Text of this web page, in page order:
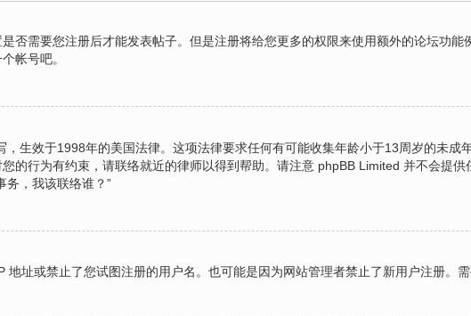
否需要您注册后才能发表帖子。但是注册将给您更多的权限来使用额外的论坛功
帐号吧。
，生效于1998年的美国法律。这项法律要求任何有可能收集年龄小于13周岁的未
的行为有约束，请联络就近的律师以得到帮助。请注意 phpBB Limited 并不会提
务，我该联络谁？”
址或禁止了您试图注册的用户名。也可能是因为网站管理者禁止了新用户注册。